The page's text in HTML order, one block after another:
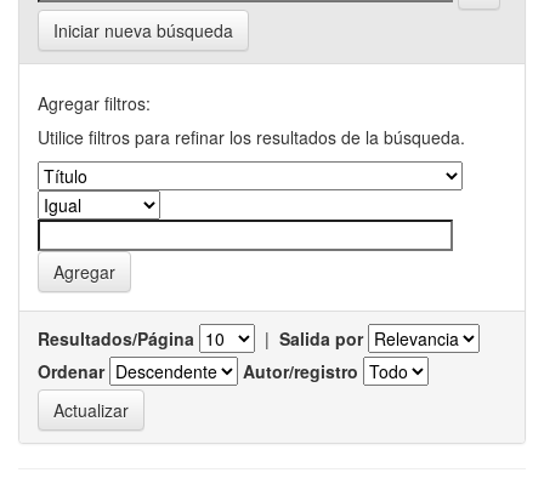
Iniciar nueva búsqueda
Agregar filtros:
Utilice filtros para refinar los resultados de la búsqueda.
Resultados/Página | Salida por
Ordenar
Autor/registro